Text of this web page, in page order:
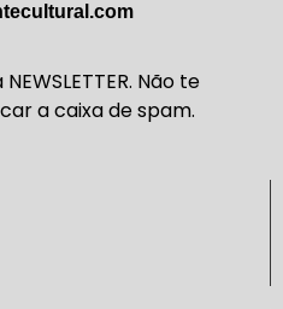
Não te
a caixa de spam.